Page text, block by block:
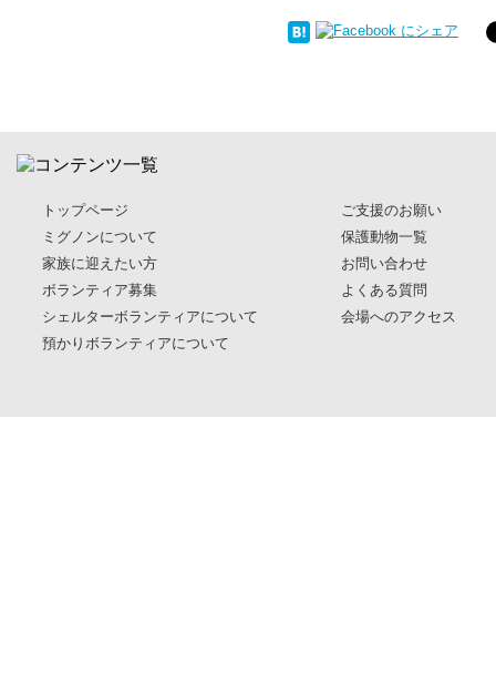
トップページ
ミグノンについて
家族に迎えたい方
ボランティア募集
シェルターボランティアについて
預かりボランティアについて
ご支援のお願い
保護動物一覧
お問い合わせ
よくある質問
会場へのアクセス